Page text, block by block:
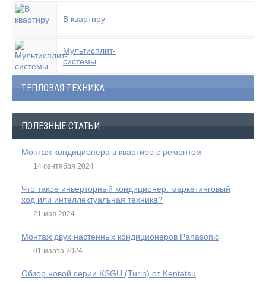
В квартиру
Мультисплит-
системы
ТЕПЛОВАЯ ТЕХНИКА
ПОЛЕЗНЫЕ СТАТЬИ
Монтаж кондиционера в квартире с ремонтом
14 сентября 2024
Что такое инверторный кондиционер: маркетинговый
ход или интеллектуальная техника?
21 мая 2024
Монтаж двух настенных кондиционеров Panasonic
01 марта 2024
Обзор новой серии KSGU (Turin) от Kentatsu